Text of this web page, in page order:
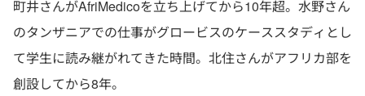
町井さんがAfriMedicoを立ち上げてから10年超。水野さん
のタンザニアでの仕事がグロービスのケーススタディとし
て学生に読み継がれてきた時間。北住さんがアフリカ部を
創設してから8年。